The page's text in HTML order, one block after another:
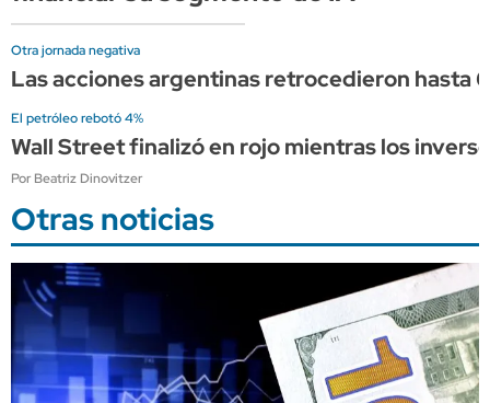
Otra jornada negativa
Las acciones argentinas retrocedieron hasta
El petróleo rebotó 4%
Wall Street finalizó en rojo mientras los
Por Beatriz Dinovitzer
Otras noticias